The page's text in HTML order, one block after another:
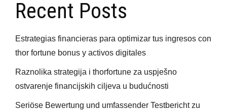
Recent Posts
Estrategias financieras para optimizar tus ingresos con
thor fortune bonus y activos digitales
Raznolika strategija i thorfortune za uspješno
ostvarenje financijskih ciljeva u budućnosti
Seriöse Bewertung und umfassender Testbericht zu